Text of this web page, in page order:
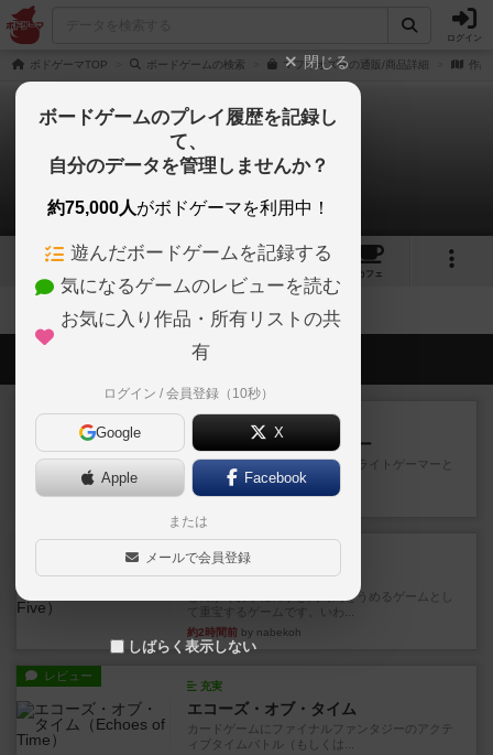
ログイン
ボドゲーマTOP ボードゲームの検索 マフィオズーの通販/商品詳細 作品
マフィオズー
拡張/関連作品 0件
4 2
カフェ
会員の新しい投稿
レビュー
アンダー・ザ・テーブラー
笑えるバカゲームを集めているライトゲーマーと
してのレビューです。正体隠...
32分前by toyota
レビュー
充実
ワン・トゥ・ファイブ
とにかくお手軽にすき間時間をうめるゲームとし
て重宝するゲームです。いわ...
約2時間前 by nabekoh
レビュー
充実
エコーズ・オブ・タイム
カードゲームにファイナルファンタジーのアクテ
ィブタイムバトル（もしくは...
閉じる
ボードゲームのプレイ履歴を記録し
て、
自分のデータを管理しませんか？
約75,000人がボドゲーマを利用中！
遊んだボードゲームを記録する
気になるゲームのレビューを読む
お気に入り作品・所有リストの共
有
ログイン / 会員登録（10秒）
Google X
Apple Facebook
または
メールで会員登録
しばらく表示しない